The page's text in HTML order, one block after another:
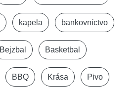
kapela bankovníctvo
Bejzbal Basketbal
BBQ Krása Pivo